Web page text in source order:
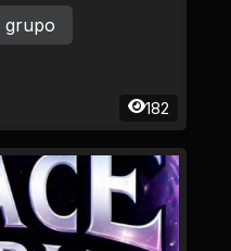
182
grupo